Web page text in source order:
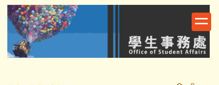
跳
到
內